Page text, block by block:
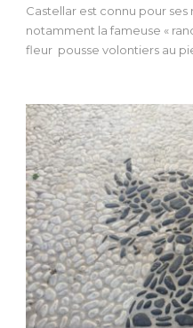
Castellar est connu pour
notamment la fameuse «
fleur pousse volontiers au